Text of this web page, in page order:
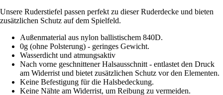
Unsere Ruderstiefel passen perfekt zu dieser Ruderdecke und bieten
zusätzlichen Schutz auf dem Spielfeld.
Außenmaterial aus nylon ballistischem 840D.
0g (ohne Polsterung) - geringes Gewicht.
Wasserdicht und atmungsaktiv
Nach vorne geschnittener Halsausschnitt - entlastet den Druck
am Widerrist und bietet zusätzlichen Schutz vor den Elementen.
Keine Befestigung für die Halsbedeckung.
Keine Nähte am Widerrist, um Reibung zu vermeiden.